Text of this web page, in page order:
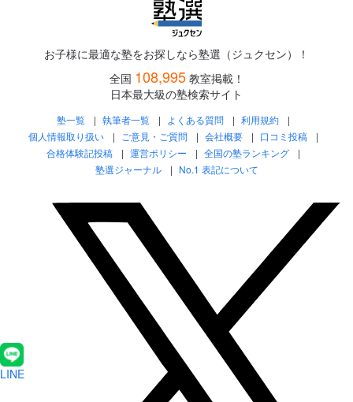
お子様に最適な塾をお探しなら塾選（ジュクセン）！
全国 108,995 教室掲載！
日本最大級の塾検索サイト
塾一覧 執筆者一覧 よくある質問
利用規約
個人情報取り扱い
ご意見・ご質問 会社概要
口コミ投稿
合格体験記投稿
運営ポリシー
全国の塾ランキング
塾選ジャーナル
No.1 表記について
LINE